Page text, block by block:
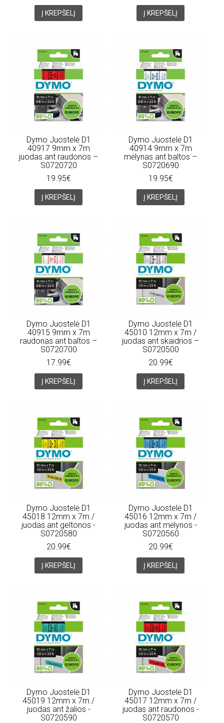
Į KREPŠELĮ Į KREPŠELĮ
Dymo Juostelė D1
40917 9mm x 7m
juodas ant raudonos –
S0720720
19.95€
Į KREPŠELĮ
Dymo Juostelė D1
40914 9mm x 7m
mėlynas ant baltos –
S0720690
19.95€
Į KREPŠELĮ
Dymo Juostelė D1
40915 9mm x 7m
raudonas ant baltos –
S0720700
17.99€
Į KREPŠELĮ
Dymo Juostelė D1
45010 12mm x 7m /
juodas ant skaidrios –
S0720500
20.99€
Į KREPŠELĮ
Dymo Juostelė D1
45018 12mm x 7m /
juodas ant geltonos -
S0720580
20.99€
Į KREPŠELĮ
Dymo Juostelė D1
45016 12mm x 7m /
juodas ant mėlynos -
S0720560
20.99€
Į KREPŠELĮ
Dymo Juostelė D1
45019 12mm x 7m /
juodas ant žalios -
S0720590
Dymo Juostelė D1
45017 12mm x 7m /
juodas ant raudonos -
S0720570